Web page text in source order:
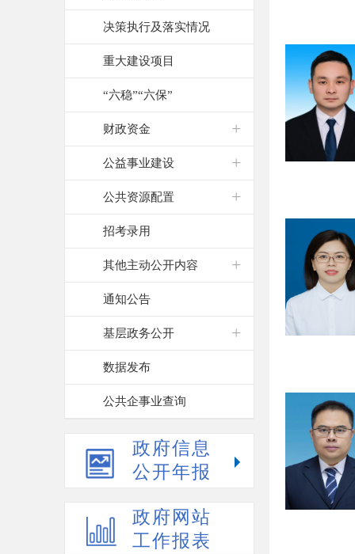
决策执行及落实情况
重大建设项目
“六稳”“六保”
财政资金
公益事业建设
公共资源配置
招考录用
其他主动公开内容
通知公告
基层政务公开
数据发布
公共企事业查询
政府信息
公开年报
政府网站
工作报表